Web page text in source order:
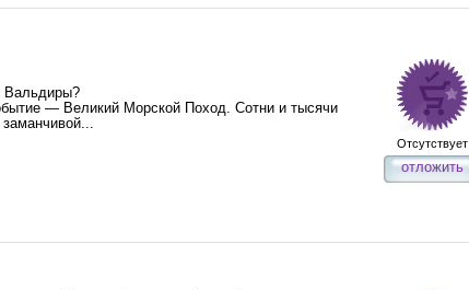
Вальдиры?
— ​Великий Морской Поход. Сотни и тысячи
Отсутствует
отложить